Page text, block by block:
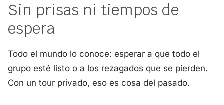
Sin prisas ni tiempos de
espera
Todo el mundo lo conoce: esperar a que todo el
grupo esté listo o a los rezagados que se pierden.
Con un tour privado, eso es cosa del pasado.